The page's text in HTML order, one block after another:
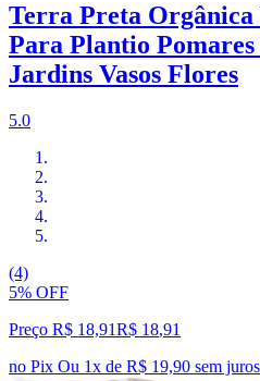
Terra Preta Orgânica
Para Plantio
Jardins Vasos Flores
5.0
(4)
5% OFF
Preço R$ 18,91R$ 18,91
no Pix Ou 1x de R$ 19,90 sem juros